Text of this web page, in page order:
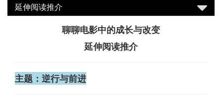
延伸阅读推介
聊聊电影中的成长与改变
延伸阅读推介
主题：逆行与前进